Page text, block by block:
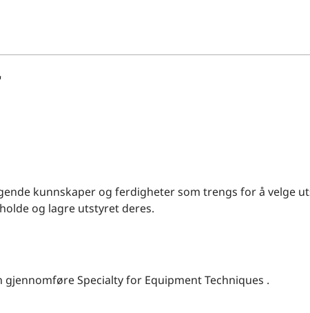
kunnskaper og ferdigheter som trengs for å velge
og lagre utstyret deres.
Specialty for Equipment Techniques .